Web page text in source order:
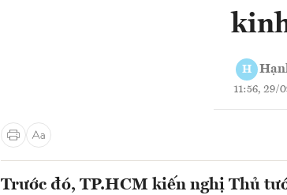
H
11:56, 29/
Trước đó, TP.HCM kiến nghị Thủ